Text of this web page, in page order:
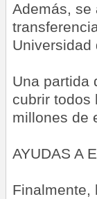
Además, se
Universidad
Una partida
cubrir todos
millones de
AYUDAS A
Finalmente,